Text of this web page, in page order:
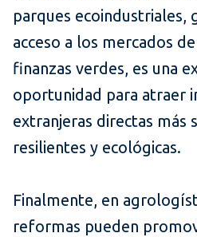
parques ecoindustriales,
acceso a los mercados
finanzas verdes, es una
oportunidad para atraer
extranjeras directas más
resilientes y ecológicas.
Finalmente, en
reformas pueden